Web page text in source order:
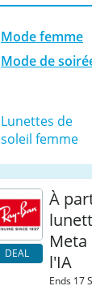
Mode femme
Mode de
Lunettes de
soleil femme
DEAL
À
Meta
l'IA
Ends 17